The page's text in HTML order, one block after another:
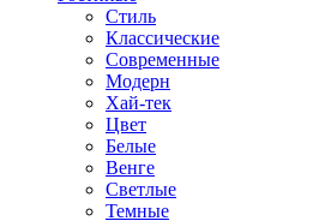
Стиль
Классические
Современные
Модерн
Хай-тек
Цвет
Белые
Венге
Светлые
Темные